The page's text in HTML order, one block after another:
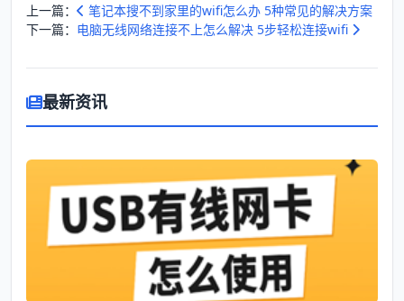
上一篇：
笔记本搜不到家里的wifi怎么办 5种常见的解决方案
下一篇： 电脑无线网络连接不上怎么解决 5步轻松连接wifi
最新资讯